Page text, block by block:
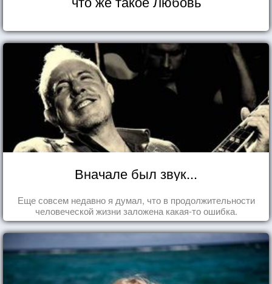
Вначале был звук...
Еще совсем недавно я думал, что в продолжительности
человеческой жизни заложена какая-то ошибка.